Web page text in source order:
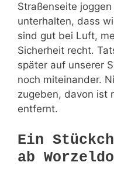
Straßenseite
unterhalten, dass
sind gut bei Luft,
Sicherheit recht.
später auf unserer
noch miteinander.
zugeben, davon ist
entfernt.
Ein
ab